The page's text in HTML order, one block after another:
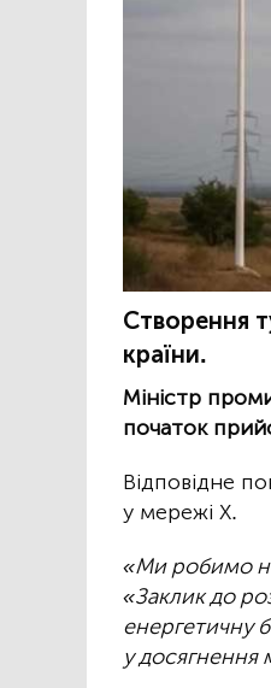
Створення
країни.
Міністр
початок
Відповідне
у мережі Х.
«Ми робимо
«Заклик до
енергетичну
у досягнення